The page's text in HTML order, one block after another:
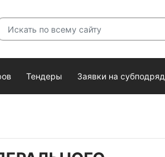
Тендеры Заявки на субподряд